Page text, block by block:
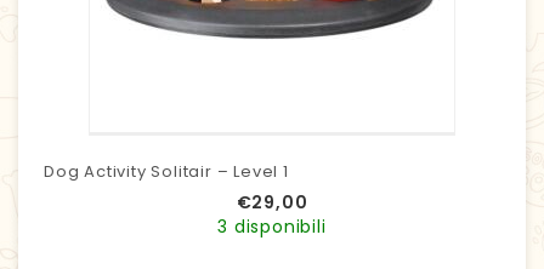
Dog Activity Solitair – Level 1
€29,00
3 disponibili